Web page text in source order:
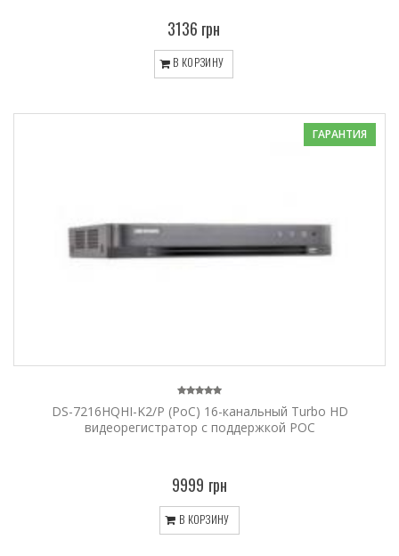
3136 грн
В КОРЗИНУ
ГАРАНТИЯ
DS-7216HQHI-K2/P (PoC) 16-канальный Turbo HD
видеорегистратор с поддержкой POC
9999 грн
В КОРЗИНУ